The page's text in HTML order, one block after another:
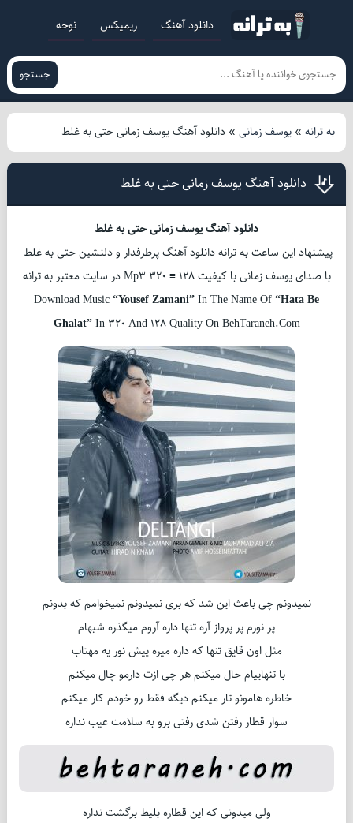
دانلود آهنگ ریمیکس نوحه
جستجو
به ترانه» یوسف زمانی» دانلود آهنگ یوسف زمانی حتی به غلط
دانلود آهنگ یوسف زمانی حتی به غلط
دانلود آهنگ یوسف زمانی حتی به غلط
پیشنهاد این ساعت به ترانه دانلود آهنگ پرطرفدار و دلنشین حتی به غلط
با صدای یوسف زمانی با کیفیت Mp3 320 ≡ 128 در سایت معتبر به ترانه
Download Music“Yousef Zamani”In The Name Of“Hata Be
Ghalat”In 320 And 128 Quality On BehTaraneh.Com
نمیدونم چی باعث این شد که بری نمیدونم نمیخوامم که بدونم
پر نورم پر پرواز آره تنها داره آروم میگذره شبهام
مثل اون قایق تنها که داره میره پیش نور یه مهتاب
با تنهاییام حال میکنم هر چی ازت دارمو چال میکنم
خاطره هامونو تار میکنم دیگه فقط رو خودم کار میکنم
سوار قطار رفتن شدی رفتی برو به سلامت عیب نداره
ولی میدونی که این قطاره بلیط برگشت نداره